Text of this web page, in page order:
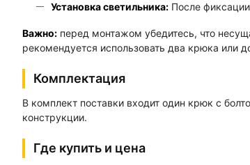
Установка светильника: После
Важно: перед монтажом убедитесь, что
рекомендуется использовать два крюка или
Комплектация
В комплект поставки входит один крюк с
конструкции.
Где купить и цена